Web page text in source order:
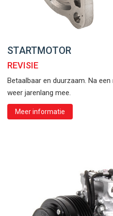
STARTMOTOR
REVISIE
Betaalbaar en duurzaam. Na
weer jarenlang mee.
Meer informatie